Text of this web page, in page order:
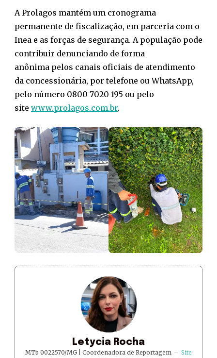
A Prolagos mantém um cronograma
permanente de fiscalização, em parceria com o
Inea e as forças de segurança. A população pode
contribuir denunciando de forma
anônima pelos canais oficiais de atendimento
da concessionária, por telefone ou WhatsApp,
pelo número 0800 7020 195 ou pelo
site www.prolagos.com.br.
Letycia Rocha
MTb 0022570/MG | Coordenadora de Reportagem – Site